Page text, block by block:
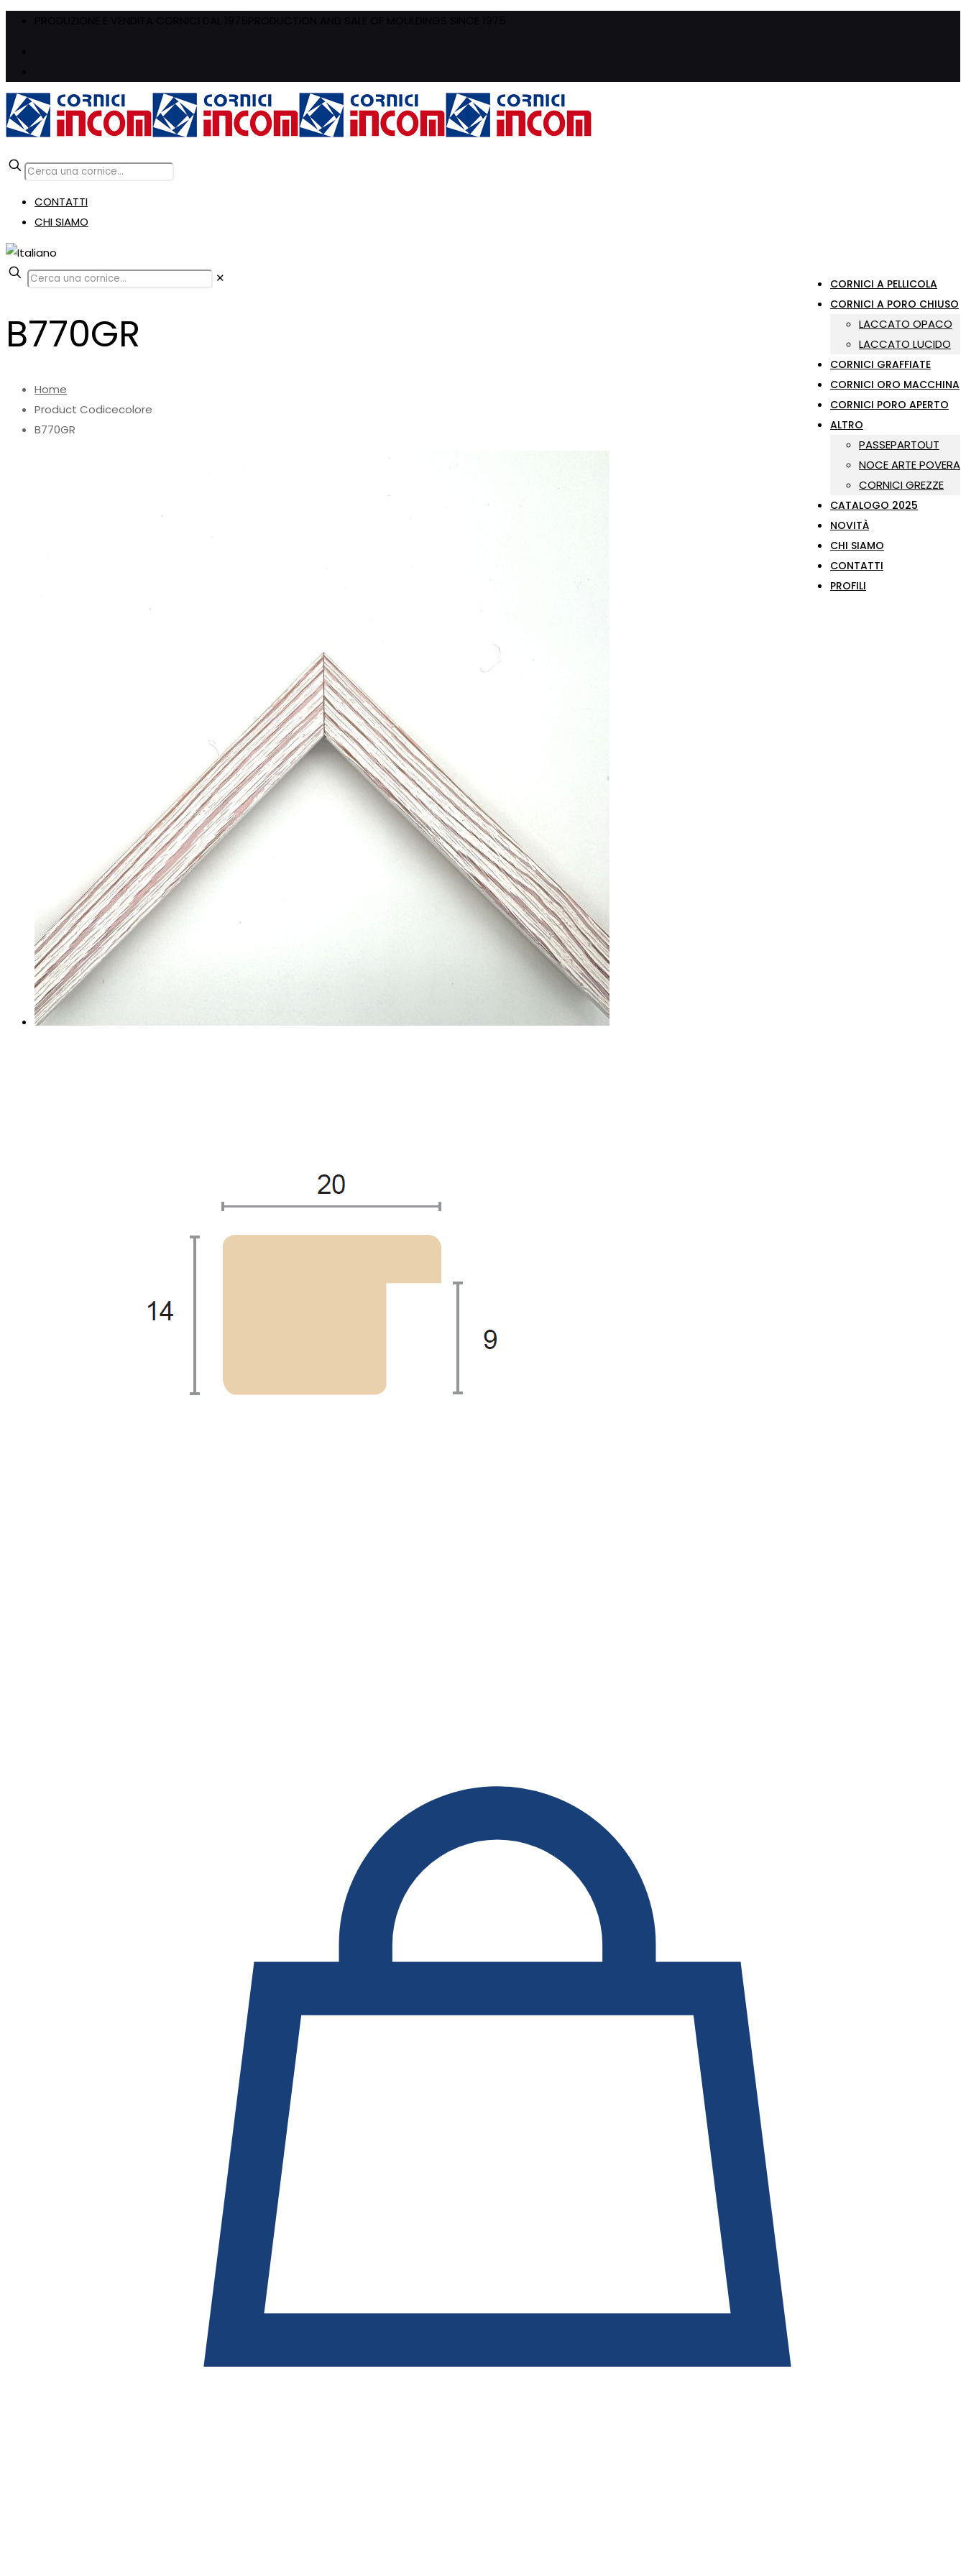
CONTATTI
CHI SIAMO
CORNICI A PELLICOLA
CORNICI A PORO CHIUSO
LACCATO OPACO
LACCATO LUCIDO
CORNICI GRAFFIATE
CORNICI ORO MACCHINA
CORNICI PORO APERTO
ALTRO
PASSEPARTOUT
NOCE ARTE POVERA
CORNICI GREZZE
CATALOGO 2025
NOVITÀ
CHI SIAMO
CONTATTI
PROFILI
✕
B770GR
Home
Product Codicecolore
B770GR